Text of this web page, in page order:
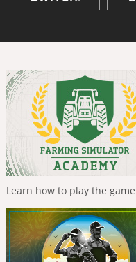
Learn how to play the